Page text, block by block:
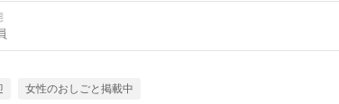
女性のおしごと掲載中